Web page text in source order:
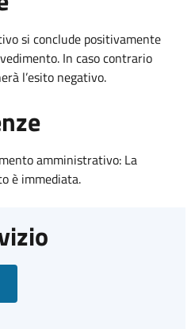
si conclude positivamente
In caso contrario
l’esito negativo.
amministrativo: La
è immediata.